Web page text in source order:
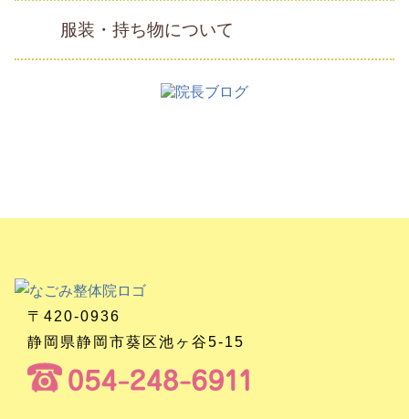
服装・持ち物について
〒420-0936
静岡県静岡市葵区池ヶ谷5-15